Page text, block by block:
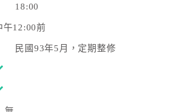
18:00
午12:00前
民國93年5月，定期整修